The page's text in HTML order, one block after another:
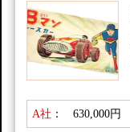
A社 ： 630,000円